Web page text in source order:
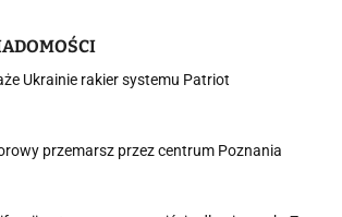
Ukrainie rakier systemu Patriot
przemarsz przez centrum Poznania